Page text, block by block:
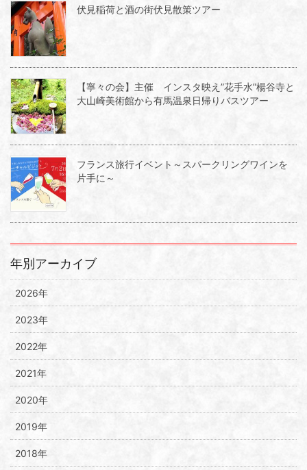
伏見稲荷と酒の街伏見散策ツアー
【寧々の会】主催 インスタ映え”花手水”楊谷寺と
大山崎美術館から有馬温泉日帰りバスツアー
フランス旅行イベント～スパークリングワインを
片手に～
年別アーカイブ
2026年
2023年
2022年
2021年
2020年
2019年
2018年